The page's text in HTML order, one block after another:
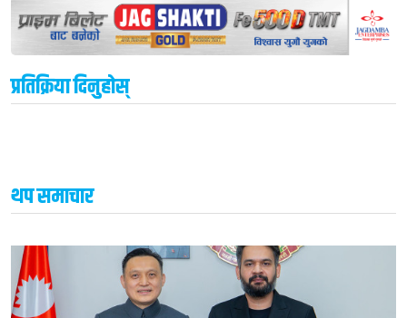
प्रतिक्रिया दिनुहोस्
थप समाचार